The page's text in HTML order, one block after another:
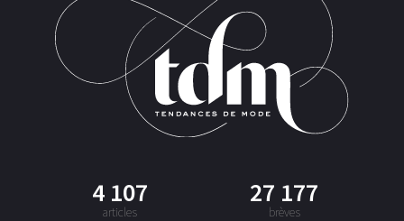
4 107
articles
27 177
brèves